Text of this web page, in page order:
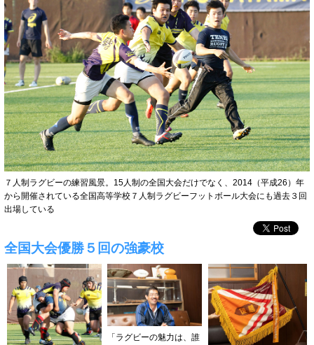
７人制ラグビーの練習風景。15人制の全国大会だけでなく、2014（平成26）年
から開催されている全国高等学校７人制ラグビーフットボール大会にも過去３回
出場している
全国大会優勝５回の強豪校
「ラグビーの魅力は、誰